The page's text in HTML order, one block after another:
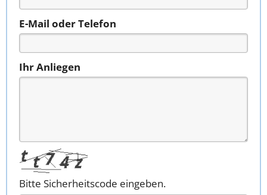
E-Mail oder Telefon
Ihr Anliegen
Bitte Sicherheitscode eingeben.